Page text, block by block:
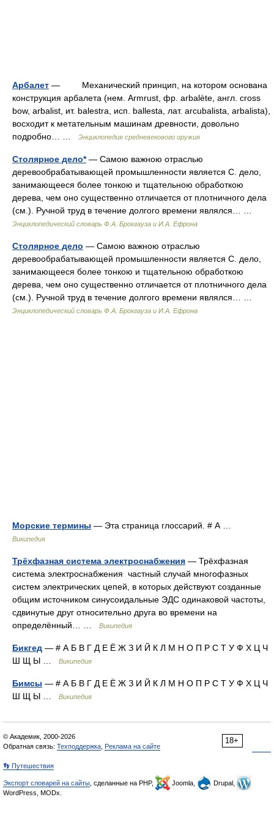
Арбалет — Механический принцип, на котором основана
конструкция арбалета (нем. Armrust, фр. arbalète, англ. cross
bow, arbalist, ит. balestra, исп. ballesta, лат. arcubalista, arbalista),
восходит к метательным машинам древности, довольно
подробно… …
Энциклопедия средневекового оружия
Столярное дело*— Самою важною отраслью
деревообрабатывающей промышленности является С. дело,
занимающееся более тонкою и тщательною обработкою
дерева, чем оно существенно отличается от плотничного дела
(см.). Ручной труд в течение долгого времени являлся… …
Энциклопедический словарь Ф.А. Брокгауза и И.А. Ефрона
Столярное дело — Самою важною отраслью
деревообрабатывающей промышленности является С. дело,
занимающееся более тонкою и тщательною обработкою
дерева, чем оно существенно отличается от плотничного дела
(см.). Ручной труд в течение долгого времени являлся… …
Энциклопедический словарь Ф.А. Брокгауза и И.А. Ефрона
Морские термины — Эта страница глоссарий. # А …
Википедия
Трёхфазная система электроснабжения — Трёхфазная
система электроснабжения частный случай многофазных
систем электрических цепей, в которых действуют созданные
общим источником синусоидальные ЭДС одинаковой частоты,
сдвинутые друг относительно друга во времени на
определённый… …
Википедия
Бикгед — # А Б В Г Д Е Ё Ж З И Й К Л М Н О П Р С Т У Ф Х Ц Ч
Ш Щ Ы …
Википедия
Бимсы — # А Б В Г Д Е Ё Ж З И Й К Л М Н О П Р С Т У Ф Х Ц Ч
Ш Щ Ы …
Википедия
18+
© Академик, 2000-2026
Обратная связь: Техподдержка Реклама на сайте
👣 Путешествия
Экспорт словарей на сайты , сделанные на PHP, Joomla,
Drupal,
WordPress, MODx.